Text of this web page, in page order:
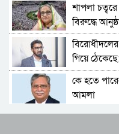
মারা গেছেন
প্রাণ ফিরে
এমসি কলেজে
খালাস পাওয়া
শাপলা
বিরুদ্ধে
গিয়ে
কে হতে
আমলা
সিলেটে